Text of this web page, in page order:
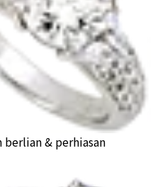
berlian & perhiasan